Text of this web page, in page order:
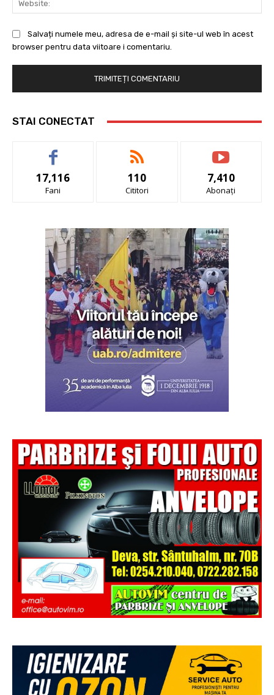
Salvați numele meu, adresa de e-mail și site-ul web în acest
browser pentru data viitoare i comentariu.
STAI CONECTAT
17,116
Fani
110
Cititori
7,410
Abonați